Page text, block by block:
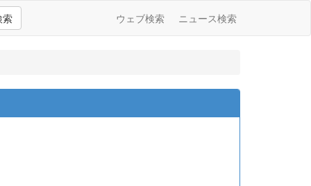
索 ウェブ検索 ニュース検索